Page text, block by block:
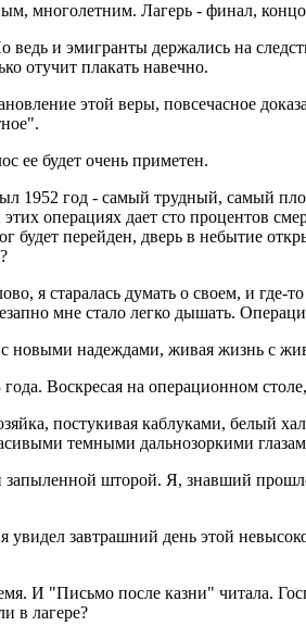
многолетним. Лагерь - финал,
и эмигранты держались на
отучит плакать навечно.
этой веры, повсечасное
ее будет очень приметен.
1952 год - самый трудный, самый
операциях дает сто процентов
будет перейден, дверь в небытие
я старалась думать о своем, и где-
мне стало легко дышать.
с новыми надеждами, живая жизнь с
Воскресая на операционном
постукивая каблуками, белый
темными дальнозоркими
запыленной шторой. Я, знавший
я увидел завтрашний день этой
И "Письмо после казни" читала.
в лагере?